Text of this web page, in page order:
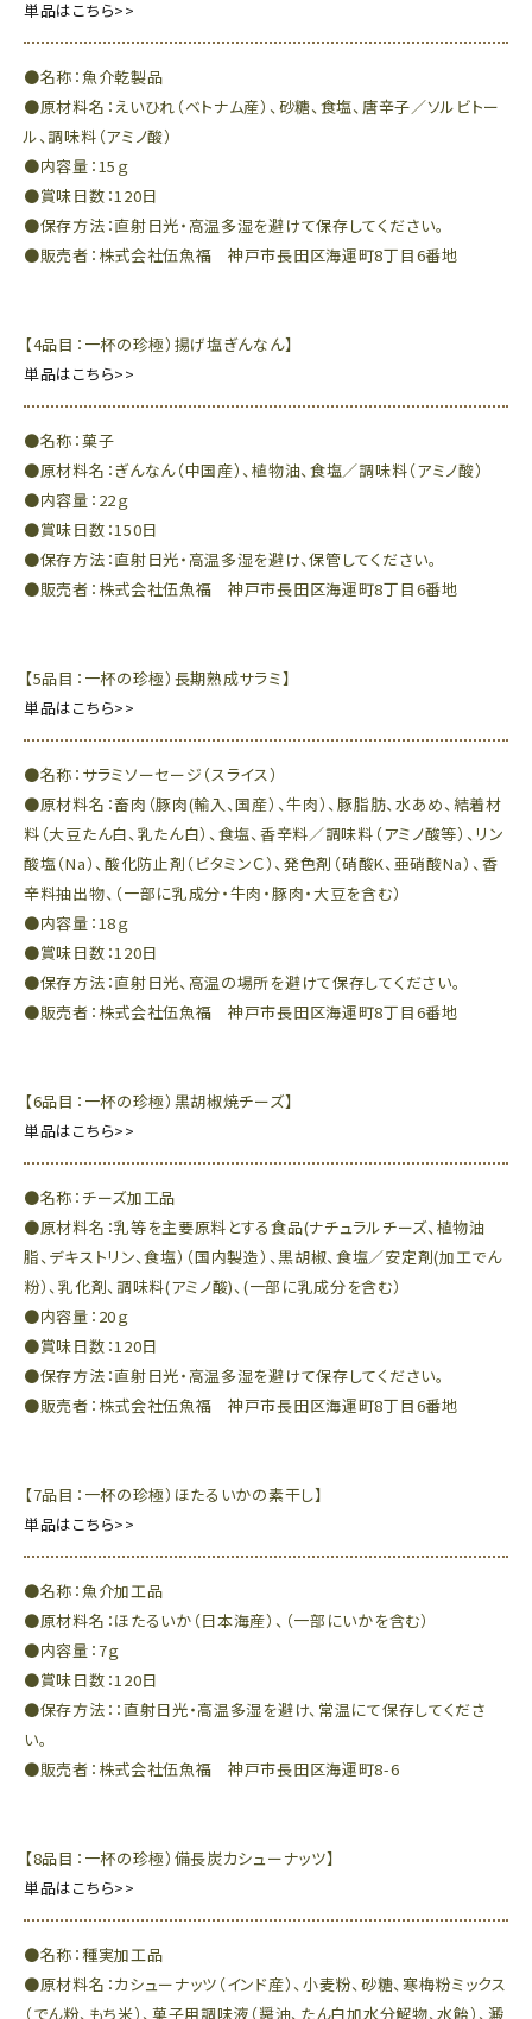
単品はこちら>>
●名称：魚介乾製品
●原材料名：えいひれ（ベトナム産）、砂糖、食塩、唐辛子／ソルビトー
ル、調味料（アミノ酸）
●内容量：15ｇ
●賞味日数：120日
●保存方法：直射日光・高温多湿を避けて保存してください。
●販売者：株式会社伍魚福 神戸市長田区海運町8丁目6番地
【4品目：一杯の珍極）揚げ塩ぎんなん】
単品はこちら>>
●名称：菓子
●原材料名：ぎんなん（中国産）、植物油、食塩／調味料（アミノ酸）
●内容量：22ｇ
●賞味日数：150日
●保存方法：直射日光・高温多湿を避け、保管してください。
●販売者：株式会社伍魚福 神戸市長田区海運町8丁目6番地
【5品目：一杯の珍極）長期熟成サラミ】
単品はこちら>>
●名称：サラミソーセージ（スライス）
●原材料名：畜肉（豚肉(輸入、国産）、牛肉）、豚脂肪、水あめ、結着材
料（大豆たん白、乳たん白）、食塩、香辛料／調味料（アミノ酸等）、リン
酸塩（Na）、酸化防止剤（ビタミンＣ）、発色剤（硝酸K、亜硝酸Na）、香
辛料抽出物、（一部に乳成分・牛肉・豚肉・大豆を含む）
●内容量：18ｇ
●賞味日数：120日
●保存方法：直射日光、高温の場所を避けて保存してください。
●販売者：株式会社伍魚福 神戸市長田区海運町8丁目6番地
【6品目：一杯の珍極）黒胡椒焼チーズ】
単品はこちら>>
●名称：チーズ加工品
●原材料名：乳等を主要原料とする食品(ナチュラルチーズ、植物油
脂、デキストリン、食塩）（国内製造）、黒胡椒、食塩／安定剤(加工でん
粉）、乳化剤、調味料(アミノ酸)、(一部に乳成分を含む）
●内容量：20ｇ
●賞味日数：120日
●保存方法：直射日光・高温多湿を避けて保存してください。
●販売者：株式会社伍魚福 神戸市長田区海運町8丁目6番地
【7品目：一杯の珍極）ほたるいかの素干し】
単品はこちら>>
●名称：魚介加工品
●原材料名：ほたるいか（日本海産）、（一部にいかを含む）
●内容量：7ｇ
●賞味日数：120日
●保存方法：：直射日光・高温多湿を避け、常温にて保存してくださ
い。
●販売者：株式会社伍魚福 神戸市長田区海運町8-6
【8品目：一杯の珍極）備長炭カシューナッツ】
単品はこちら>>
●名称：種実加工品
●原材料名：カシューナッツ（インド産）、小麦粉、砂糖、寒梅粉ミックス
（でん粉、もち米）、菓子用調味液（醤油、たん白加水分解物、水飴）、澱